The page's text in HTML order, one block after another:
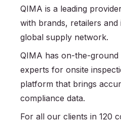
QIMA is a leading
with brands, retailers
global supply network.
QIMA has on-the-ground
experts for onsite
platform that brings
compliance data.
For all our clients in 120